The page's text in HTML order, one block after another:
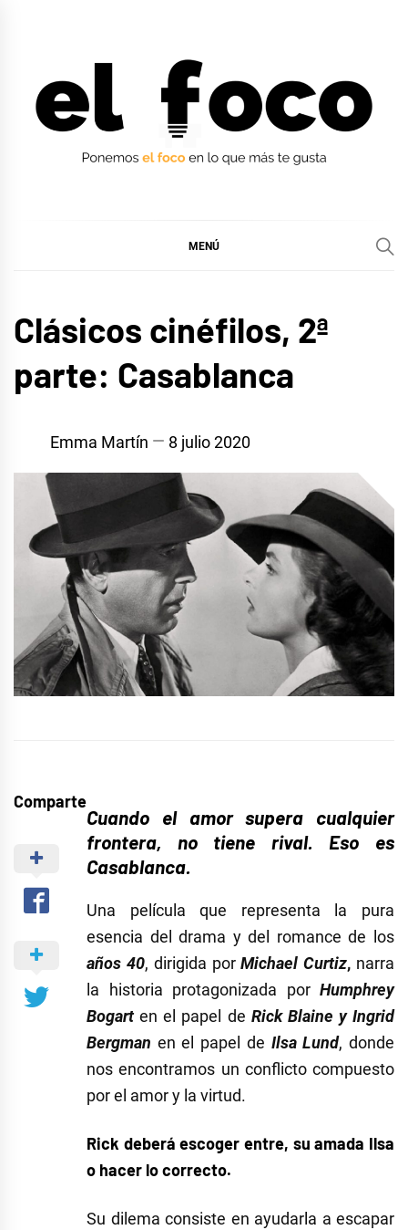
MENÚ
SERIES
Y TV
Clásicos cinéfilos, 2ª
parte: Casablanca
Emma Martín 8 julio 2020
Comparte
Cuando el amor supera cualquier
frontera, no tiene rival. Eso es
Casablanca.
Una película que representa la pura
esencia del drama y del romance de los
años 40, dirigida porMichael Curtiz, narra
la historia protagonizada por Humphrey
Bogarten el papel de Rick Blaine y Ingrid
Bergman en el papel de Ilsa Lund, donde
nos encontramos un conflicto compuesto
por el amor y la virtud.
Rick deberá escoger entre, su amada Ilsa
o hacer lo correcto.
Su dilema consiste en ayudarla a escapar